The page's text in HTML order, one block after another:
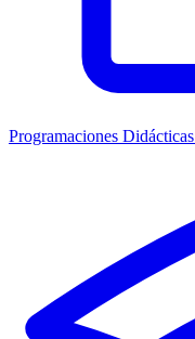
Programaciones Didácticas